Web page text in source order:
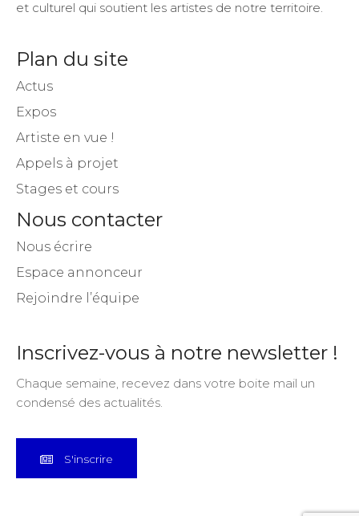
et culturel qui soutient les artistes de notre territoire.
Plan du site
Actus
Expos
Artiste en vue !
Appels à projet
Stages et cours
Nous contacter
Nous écrire
Espace annonceur
Rejoindre l’équipe
Inscrivez-vous à notre newsletter !
Chaque semaine, recevez dans votre boite mail un
condensé des actualités.
S'inscrire